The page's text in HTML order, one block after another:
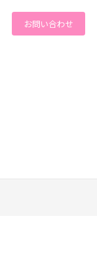
お問い合わせ